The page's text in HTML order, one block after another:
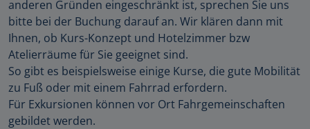
anderen Gründen eingeschränkt ist, sprechen Sie uns
bitte bei der Buchung darauf an. Wir klären dann mit
Ihnen, ob Kurs-Konzept und Hotelzimmer bzw
Atelierräume für Sie geeignet sind.
So gibt es beispielsweise einige Kurse, die gute Mobilität
zu Fuß oder mit einem Fahrrad erfordern.
Für Exkursionen können vor Ort Fahrgemeinschaften
gebildet werden.